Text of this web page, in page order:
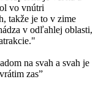
vo vnútri
takže je to v zime
v odľahlej oblasti,
na svah a svah je
zas”